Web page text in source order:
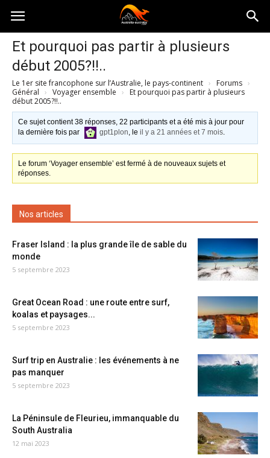
Australia-
australie.com
Et pourquoi pas partir à plusieurs
début 2005?!!..
Le 1er site francophone sur l’Australie, le pays-continent › Forums ›
Général › Voyager ensemble ›
Et pourquoi pas partir à plusieurs
début 2005?!!..
Ce sujet contient 38 réponses, 22 participants et a été mis à jour pour
la dernière fois par
gpt1plon, leil y a 21 années et 7 mois.
Le forum ‘Voyager ensemble’ est fermé à de nouveaux sujets et
réponses.
Nos articles
Fraser Island : la plus grande île de sable du
monde
5 septembre 2023
Great Ocean Road : une route entre surf,
koalas et paysages...
5 septembre 2023
Surf trip en Australie : les événements à ne
pas manquer
5 septembre 2023
La Péninsule de Fleurieu, immanquable du
South Australia
12 mai 2023